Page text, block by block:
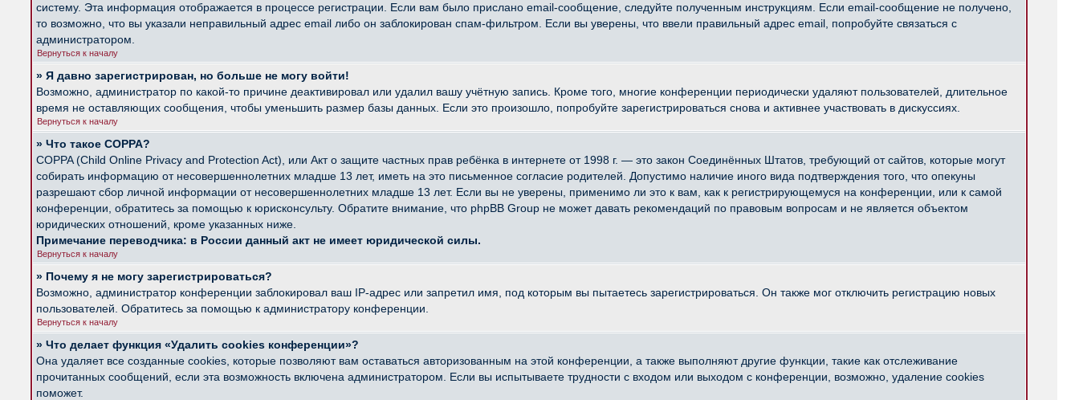
систему. Эта информация отображается в процессе регистрации. Если вам было прислано email-сообщение, следуйте полученным инструкциям. Если email-сообщение не получено,
то возможно, что вы указали неправильный адрес email либо он заблокирован спам-фильтром. Если вы уверены, что ввели правильный адрес email, попробуйте связаться с
администратором.
Вернуться к началу
» Я давно зарегистрирован, но больше не могу войти!
Возможно, администратор по какой-то причине деактивировал или удалил вашу учётную запись. Кроме того, многие конференции периодически удаляют пользователей, длительное
время не оставляющих сообщения, чтобы уменьшить размер базы данных. Если это произошло, попробуйте зарегистрироваться снова и активнее участвовать в дискуссиях.
Вернуться к началу
» Что такое COPPA?
COPPA (Child Online Privacy and Protection Act), или Акт о защите частных прав ребёнка в интернете от 1998 г. — это закон Соединённых Штатов, требующий от сайтов, которые могут
собирать информацию от несовершеннолетних младше 13 лет, иметь на это письменное согласие родителей. Допустимо наличие иного вида подтверждения того, что опекуны
разрешают сбор личной информации от несовершеннолетних младше 13 лет. Если вы не уверены, применимо ли это к вам, как к регистрирующемуся на конференции, или к самой
конференции, обратитесь за помощью к юрисконсульту. Обратите внимание, что phpBB Group не может давать рекомендаций по правовым вопросам и не является объектом
юридических отношений, кроме указанных ниже.
Примечание переводчика: в России данный акт не имеет юридической силы.
Вернуться к началу
» Почему я не могу зарегистрироваться?
Возможно, администратор конференции заблокировал ваш IP-адрес или запретил имя, под которым вы пытаетесь зарегистрироваться. Он также мог отключить регистрацию новых
пользователей. Обратитесь за помощью к администратору конференции.
Вернуться к началу
» Что делает функция «Удалить cookies конференции»?
Она удаляет все созданные cookies, которые позволяют вам оставаться авторизованным на этой конференции, а также выполняют другие функции, такие как отслеживание
прочитанных сообщений, если эта возможность включена администратором. Если вы испытываете трудности с входом или выходом с конференции, возможно, удаление cookies
поможет.